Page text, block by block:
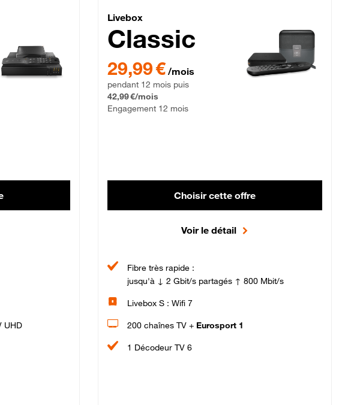
Lite Fibre
UHD
Livebox Classic Fibre
Livebox
Classic
29,99 € par mois pendant 12 mois puis 42,99 € par mois,
29,99 € /mois
pendant 12 mois puis
42,99 €/mois
Engagement 12 mois
Choisir cette offre
Voir le détail
Fibre très rapide :
jusqu'à ↓ 2 Gbit/s partagés ↑ 800 Mbit/s
Livebox S : Wifi 7
200 chaînes TV + Eurosport 1
1 Décodeur TV 6